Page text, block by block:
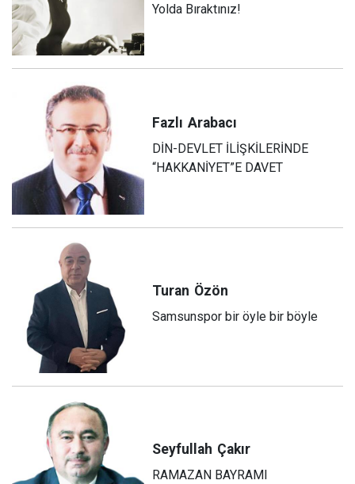
Yolda Bıraktınız!
Fazlı Arabacı
DİN-DEVLET İLİŞKİLERİNDE
“HAKKANİYET”E DAVET
Turan Özön
Samsunspor bir öyle bir böyle
Seyfullah Çakır
RAMAZAN BAYRAMI